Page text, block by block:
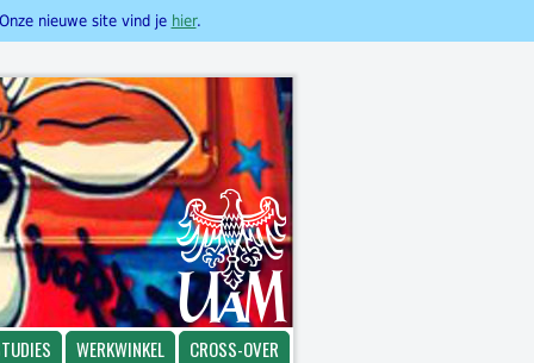
nieuwe site vind je hier.
CROSS-OVER
WERKWINKEL